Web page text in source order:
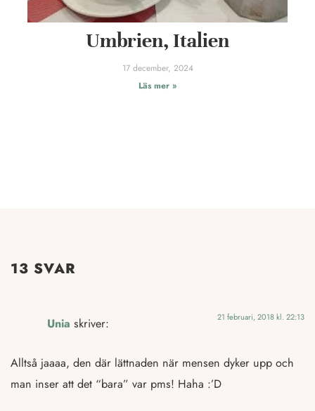
Umbrien, Italien
17 december, 2024
Läs mer »
13 SVAR
Unia skriver: 21 februari, 2018 kl. 22:13
Alltså jaaaa, den där lättnaden när mensen dyker upp och
man inser att det “bara” var pms! Haha :’D